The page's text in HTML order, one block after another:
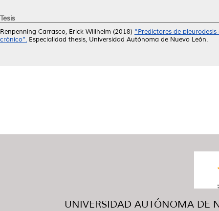
Tesis
Renpenning Carrasco, Erick Willhelm (2018) “Predictores de
crónico”. Especialidad thesis, Universidad Autónoma de Nuevo León.
UNIVERSIDAD AUTÓNOMA DE